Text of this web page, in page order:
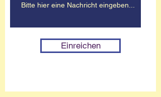
Einreichen